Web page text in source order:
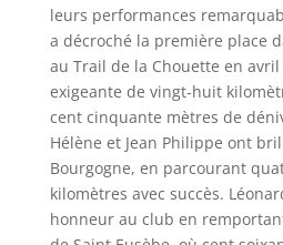
leurs performances
a décroché la première place
au Trail de la Chouette en
exigeante de vingt-huit
cent cinquante mètres de
Hélène et Jean Philippe ont
Bourgogne, en parcourant
kilomètres avec succès.
honneur au club en